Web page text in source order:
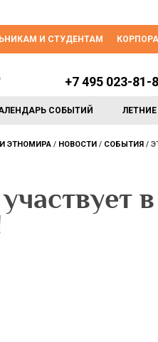
И СТУДЕНТАМ
СОБЫТИЙ
+7 495 023-81-
ЭТНОМИРА НОВОСТИ СОБЫТИЯ